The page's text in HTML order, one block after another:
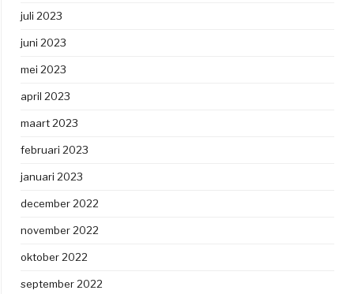
juli 2023
juni 2023
mei 2023
april 2023
maart 2023
februari 2023
januari 2023
december 2022
november 2022
oktober 2022
september 2022